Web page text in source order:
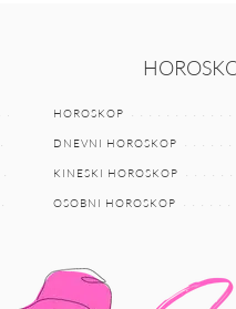
HOROSKOP
DNEVNI HOROSKOP
KINESKI HOROSKOP
OSOBNI HOROSKOP